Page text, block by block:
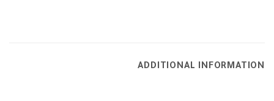
ADDITIONAL INFORMATION